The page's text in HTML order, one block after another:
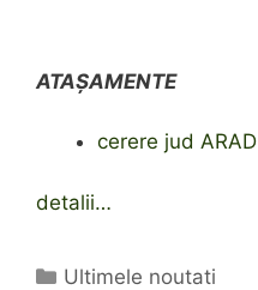
ATAȘAMENTE
cerere jud ARAD
detalii…
Categorii
Ultimele noutati